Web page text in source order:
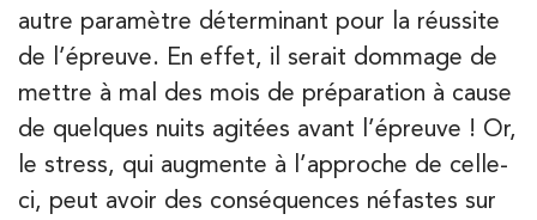
autre paramètre déterminant pour la réussite
de l’épreuve. En effet, il serait dommage de
mettre à mal des mois de préparation à cause
de quelques nuits agitées avant l’épreuve ! Or,
le stress, qui augmente à l’approche de celle-
ci, peut avoir des conséquences néfastes sur